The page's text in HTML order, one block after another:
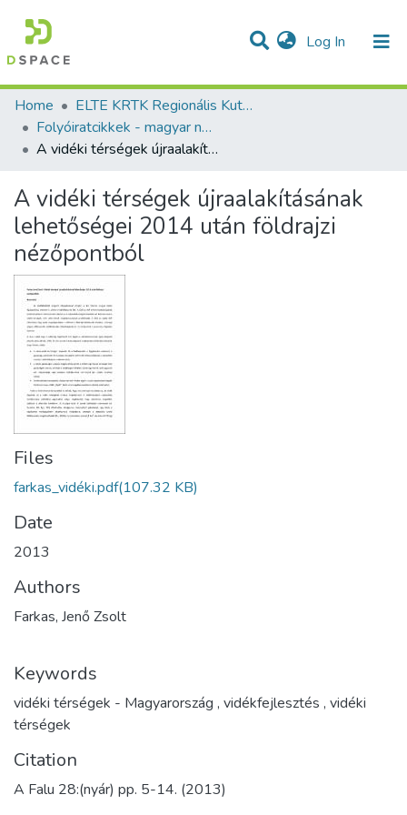
Log In (current)
Communities & Collections
Statistics
All of DSpace
Home
ELTE KRTK Regionális Kutatások Intézete
Folyóiratcikkek - magyar nyelvű (RKI)
A vidéki térségek újraalakításának lehetőségei 2014 után földrajzi nézőpontból
A vidéki térségek újraalakításának
lehetőségei 2014 után földrajzi
nézőpontból
Files
farkas_vidéki.pdf(107.32 KB)
Date
2013
Authors
Farkas, Jenő Zsolt
Keywords
vidéki térségek - Magyarország , vidékfejlesztés , vidéki
térségek
Citation
A Falu 28:(nyár) pp. 5-14. (2013)